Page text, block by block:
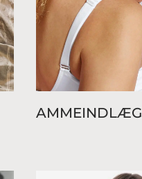
AMMEINDLÆG